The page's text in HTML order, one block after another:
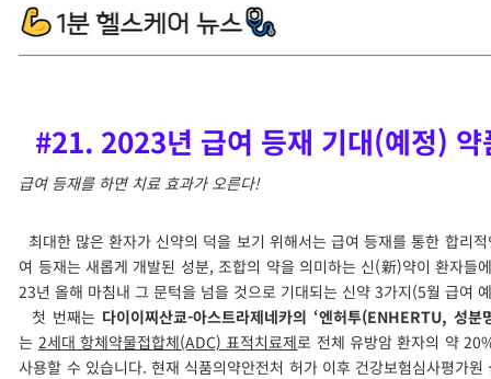
#21. 2023년 급여 등재 기대(예정)
급여 등재를 하면 치료 효과가 오른다!
최대한 많은 환자가 신약의 덕을 보기 위해서는 급여 등재를 통한 합리
여 등재는 새롭게 개발된 성분, 조합의 약을 의미하는 신(新)약이 환자들
23년 올해 마침내 그 문턱을 넘을 것으로 기대되는 신약 3가지(5월 급여
첫 번째는 다이이찌산쿄-아스트라제네카의 ‘엔허투(ENHERTU, 성
는 2세대 항체약물접합체(ADC) 표적치료제로 전체 유방암 환자의 약
사용할 수 있습니다. 현재 식품의약안전처 허가 이후 건강보험심사평가